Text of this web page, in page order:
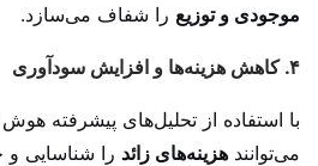
موجودی و توزیع را شفاف می‌سازد.
۴. کاهش هزینه‌ها و افزایش سودآوری
با استفاده از تحلیل‌های پیشرفته
می‌توانند هزینه‌های زائد را شناسایی